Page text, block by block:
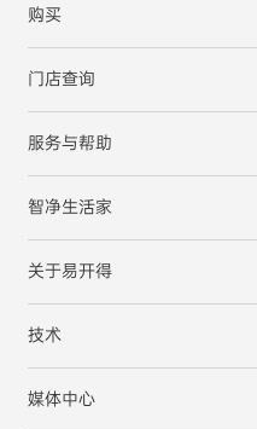
购买
门店查询
服务与帮助
智净生活家
关于易开得
技术
媒体中心